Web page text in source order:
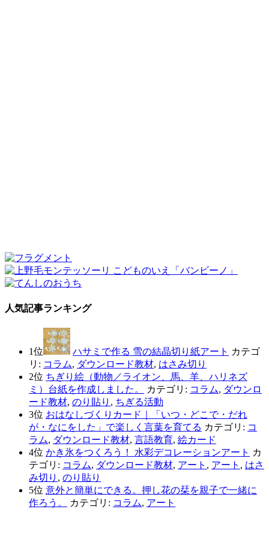
人気記事ランキング
1位 ハサミで作る 雪の結晶切り紙アート カテゴ
リ: コラム, ダウンロード教材, はさみ切り
2位 ちぎり絵（動物／ライオン、馬、羊、ハリネズ
ミ）台紙を作成しました。
カテゴリ: コラム, ダウンロ
ード教材, のり貼り , ちぎる活動
3位 おはなしづくりカード｜「いつ・どこで・だれ
が・なにをした」で楽しく言葉を育てる カテゴリ: コ
ラム, ダウンロード教材, 言語教育, 絵カード
4位 かき氷をつくろう！ 水彩デコレーションアート カ
テゴリ: コラム, ダウンロード教材, アート , アート , はさ
み切り , のり貼り
5位 意外と簡単にできる。押し花の栞を親子で一緒に
作ろう。
カテゴリ: コラム, アート